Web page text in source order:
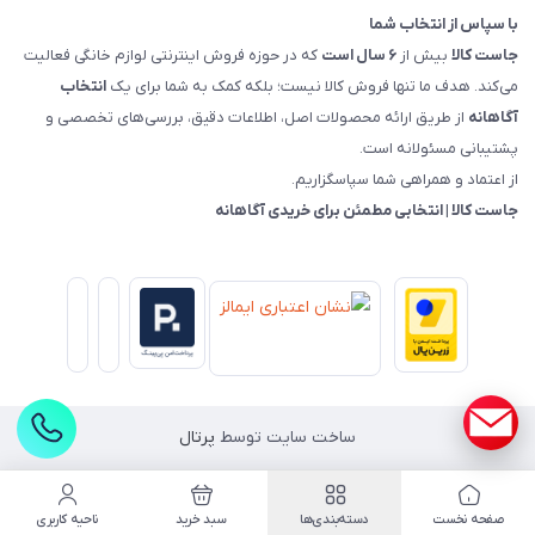
با سپاس از انتخاب شما
جاست کالا بیش از ۶ سال است
که در حوزه فروش اینترنتی لوازم خانگی فعالیت
می‌کند. هدف ما تنها فروش کالا نیست؛ بلکه کمک به شما برای یک انتخاب
آگاهانه از طریق ارائه محصولات اصل، اطلاعات دقیق، بررسی‌های تخصصی و
پشتیبانی مسئولانه است.
از اعتماد و همراهی شما سپاسگزاریم.
جاست کالا | انتخابی مطمئن برای خریدی آگاهانه
ساخت سایت توسط پرتال
صفحه نخست دسته‌بندی‌ها سبد خرید ناحیه کاربری